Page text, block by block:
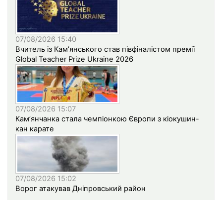
07/08/2026 15:40
Вчитель із Кам’янського став півфіналістом премії
Global Teacher Prize Ukraine 2026
07/08/2026 15:07
Кам’янчанка стала чемпіонкою Європи з кіокушин-
кан карате
07/08/2026 15:02
Ворог атакував Дніпровський район